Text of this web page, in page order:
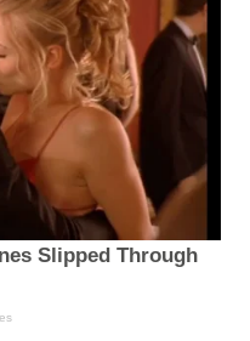
Slipped Through